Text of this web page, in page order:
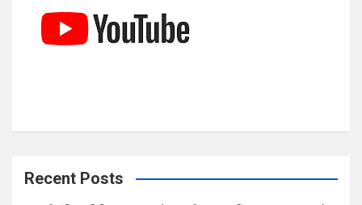
Recent Posts